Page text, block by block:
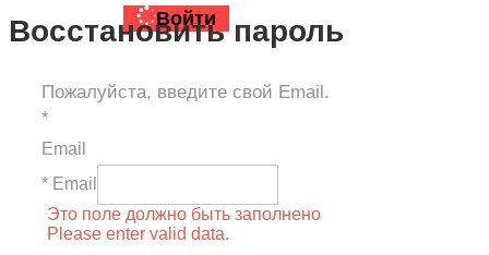
Войти
Восстановить пароль
Пожалуйста, введите свой Email.
*
Email
* Email
Это поле должно быть заполнено
Please enter valid data.